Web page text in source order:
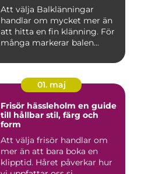
Att välja Balklänningar
handlar om mycket mer än
att hitta en fin klänning. För
många markerar balen...
01. maj
Frisör hässleholm en guide
till hållbar stil, färg och
form
Att välja frisör handlar om
mer än att bara boka en
klipptid. Håret påverkar hur